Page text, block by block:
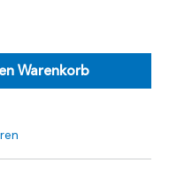
Warenkorb